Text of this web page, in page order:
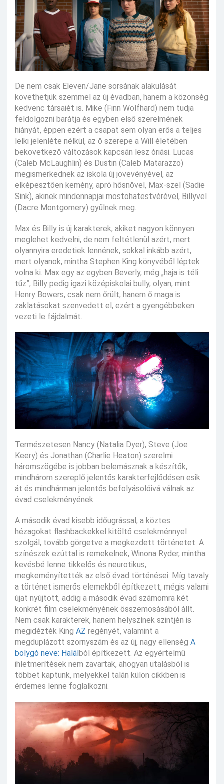
De nem csak Eleven/Jane sorsának alakulását
követhetjük szemmel az új évadban, hanem a közönség
kedvenc társaiét is. Mike (Finn Wolfhard) nem tudja
feldolgozni barátja és egyben első szerelmének
hiányát, éppen ezért a csapat sem olyan erős a teljes
lelki jelenléte nélkül, az ő szerepe a Will életében
bekövetkező változások kapcsán lesz óriási. Lucas
(Caleb McLaughlin) és Dustin (Caleb Matarazzo)
megismerkednek az iskola új jövevényével, az
elképesztően kemény, apró hősnővel, Max-szel (Sadie
Sink), akinek mindennapjai mostohatestvérével, Billyvel
(Dacre Montgomery) gyűlnek meg.
Max és Billy is új karakterek, akiket nagyon könnyen
meglehet kedvelni, de nem feltétlenül azért, mert
olyannyira eredetiek lennének, sokkal inkább azért,
mert olyanok, mintha Stephen King könyvéből léptek
volna ki. Max egy az egyben Beverly, még „haja is téli
tűz”, Billy pedig igazi középiskolai bully, olyan, mint
Henry Bowers, csak nem őrült, hanem ő maga is
zaklatásokat szenvedett el, ezért a gyengébbeken
vezeti le fájdalmát.
Természetesen Nancy (Natalia Dyer), Steve (Joe
Keery) és Jonathan (Charlie Heaton) szerelmi
háromszögébe is jobban belemásznak a készítők,
mindhárom szereplő jelentős karakterfejlődésen esik
át és mindhárman jelentős befolyásolóivá válnak az
évad cselekményének.
A második évad kisebb időugrással, a köztes
hézagokat flashbackekkel kitöltő cselekménnyel
szolgál, tovább görgetve a megkezdett történetet. A
színészek ezúttal is remekelnek, Winona Ryder, mintha
kevésbé lenne tikkelős és neurotikus,
megkeményítették az első évad történései. Míg tavaly
a történet ismerős elemekből építkezett, mégis valami
újat nyújtott, addig a második évad számomra két
konkrét film cselekményének összemosásából állt.
Nem csak karakterek, hanem helyszínek szintjén is
megidézték King AZ regényét, valamint a
megduplázott szörnyszám és az új, nagy ellenség A
bolygó neve: Halál ból építkezett. Az egyértelmű
ihletmerítések nem zavartak, ahogyan utalásból is
többet kaptunk, melyekkel talán külön cikkben is
érdemes lenne foglalkozni.